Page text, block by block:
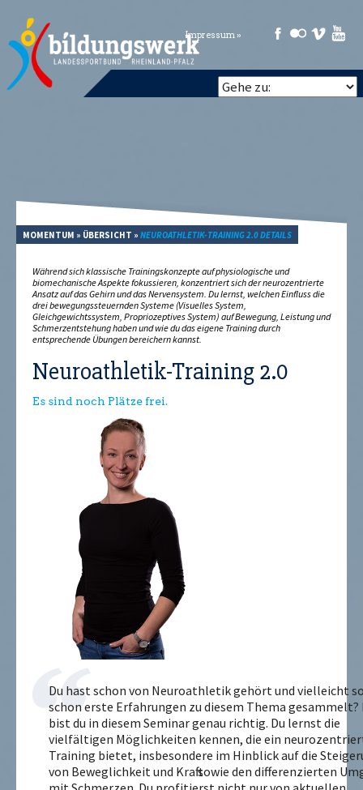
Impressum »
MOMENTUM » ÜBERSICHT » NEUROATHLETIK-TRAINING 2.0 DETAILS
Während sich klassische Trainingskonzepte auf physiologische und
biomechanische Aspekte fokussieren, konzentriert sich der neurozentrierte
Ansatz auf das Gehirn und das Nervensystem. Du lernst, welchen Einfluss die
drei bewegungssteuernden Systeme (Visuelles System,
Gleichgewichtssystem, Propriozeptives System) auf Bewegung, Leistung und
Schmerzentstehung haben und wie du das eigene Training durch
entsprechende Übungen bereichern kannst.
Neuroathletik-Training 2.0
Es sind noch Plätze frei.
Du hast schon von Neuroathletik gehört und vielleicht
schon erste Erfahrungen zu diesem Thema gesammelt?
bist du in diesem Seminar genau richtig. Du lernst die
vielfältigen Möglichkeiten kennen, die ein
Training bietet, insbesondere im Hinblick auf die
von Beweglichkeit und Kraft sowie den differenzierten